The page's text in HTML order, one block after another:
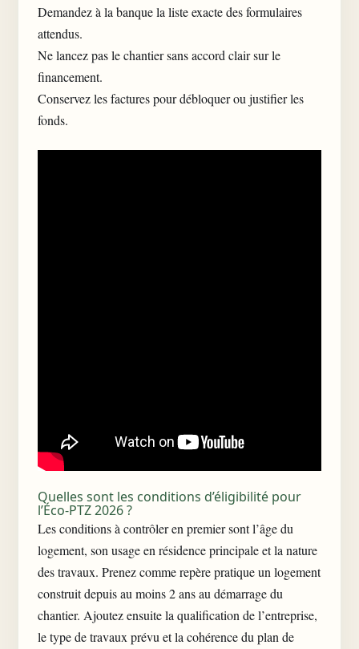
Demandez à la banque la liste exacte des formulaires
attendus.
Ne lancez pas le chantier sans accord clair sur le
financement.
Conservez les factures pour débloquer ou justifier les
fonds.
Quelles sont les conditions d’éligibilité pour
l’Éco-PTZ 2026 ?
Les conditions à contrôler en premier sont l’âge du
logement, son usage en résidence principale et la nature
des travaux. Prenez comme repère pratique un logement
construit depuis au moins 2 ans au démarrage du
chantier. Ajoutez ensuite la qualification de l’entreprise,
le type de travaux prévu et la cohérence du plan de